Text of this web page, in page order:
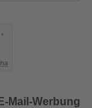
Mail-Werbung